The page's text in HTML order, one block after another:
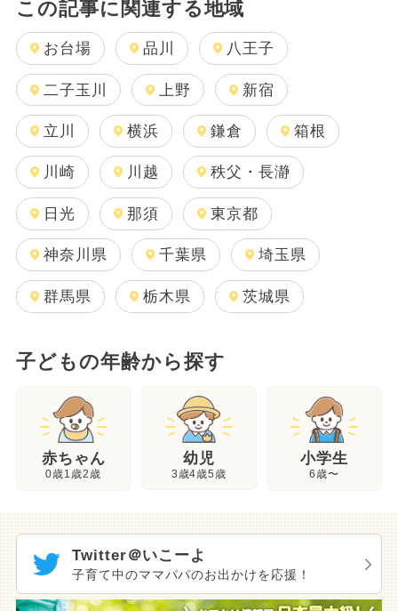
この記事に関連する地域
お台場 品川 八王子
二子玉川 上野 新宿
立川 横浜 鎌倉 箱根
川崎 川越 秩父・長瀞
日光 那須 東京都
神奈川県 千葉県 埼玉県
群馬県 栃木県 茨城県
子どもの年齢から探す
赤ちゃん
0歳1歳2歳
幼児
3歳4歳5歳
小学生
6歳〜
Twitter＠いこーよ
子育て中のママパパのお出かけを応援！